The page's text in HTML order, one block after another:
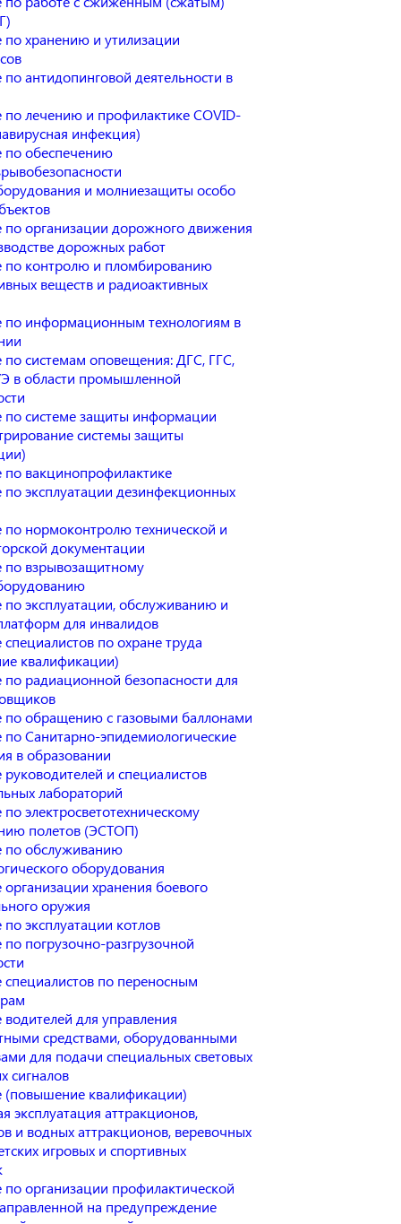
хранению и утилизации
антидопинговой деятельности в
лечению и профилактике COVID-
инфекция)
по обеспечению
и молниезащиты особо
организации дорожного движения
дорожных работ
по контролю и пломбированию
веществ и радиоактивных
по информационным технологиям в
системам оповещения: ДГС, ГГС,
в области промышленной
по системе защиты информации
системы защиты
вакцинопрофилактике
эксплуатации дезинфекционных
нормоконтролю технической и
документации
взрывозащитному
эксплуатации, обслуживанию и
для инвалидов
по охране труда
квалификации)
радиационной безопасности для
по обращению с газовыми баллонами
Санитарно-эпидемиологические
в образовании
и специалистов
лабораторий
электросветотехническому
полетов (ЭСТОП)
по обслуживанию
оборудования
хранения боевого
оружия
эксплуатации котлов
погрузочно-разгрузочной
по переносным
для управления
средствами, оборудованными
для подачи специальных световых
сигналов
(повышение квалификации)
эксплуатация аттракционов,
и водных аттракционов, веревочных
игровых и спортивных
организации профилактической
на предупреждение